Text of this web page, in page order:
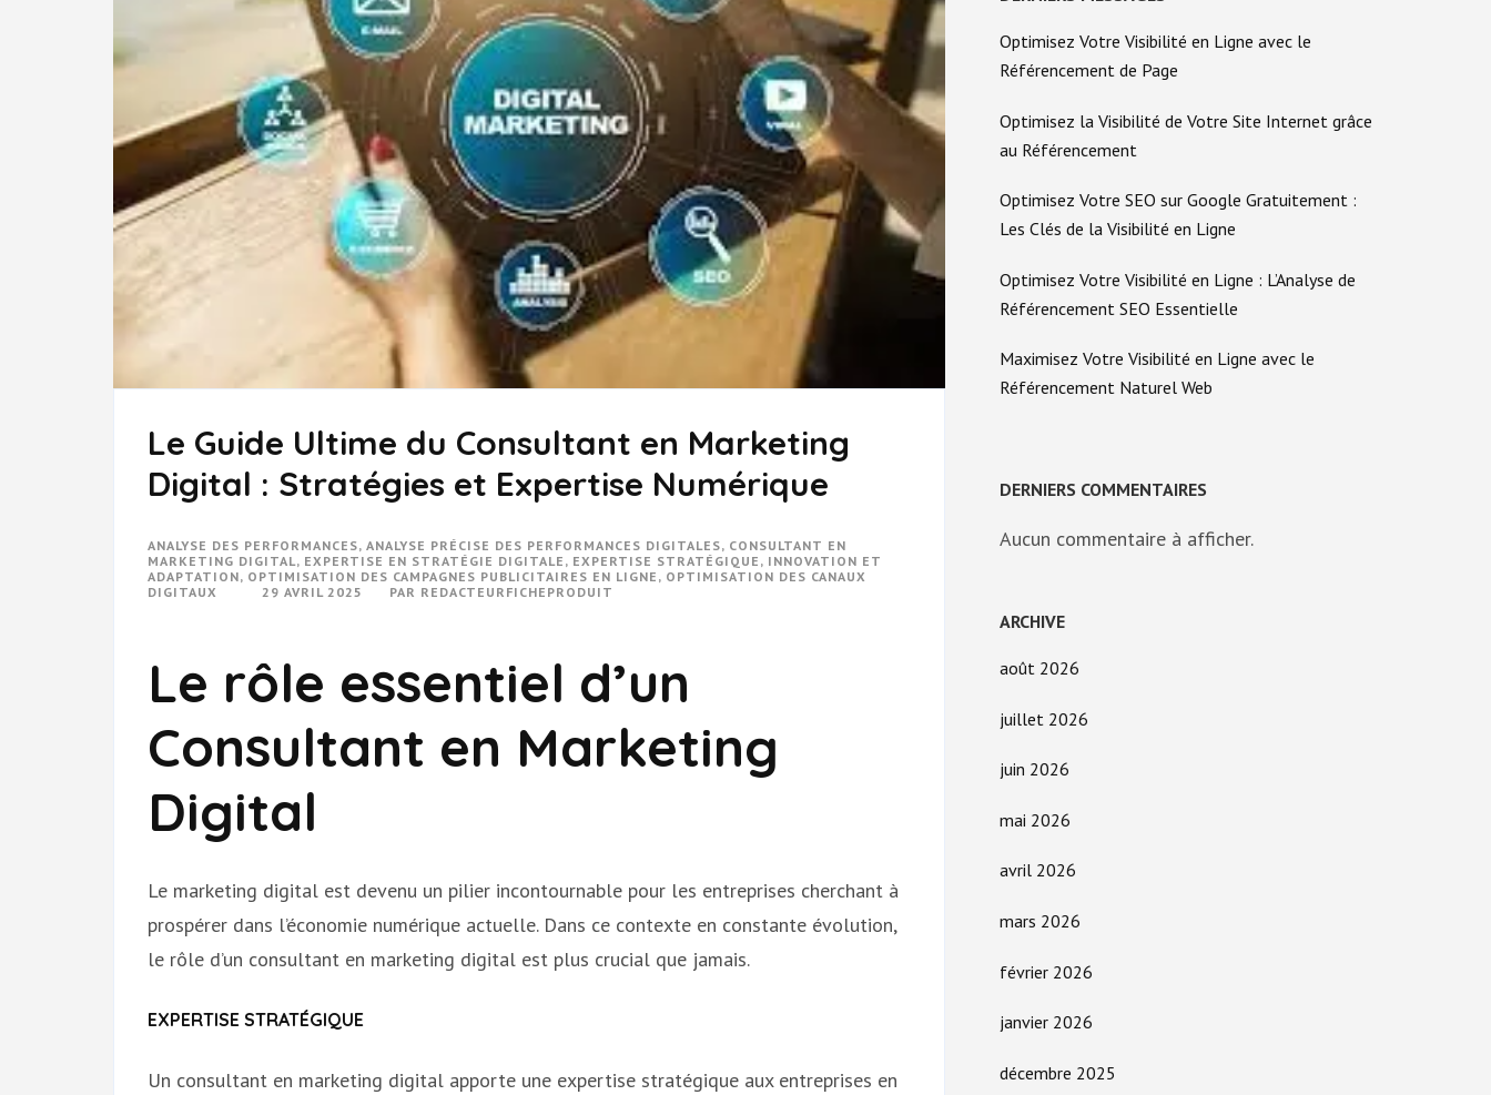
Le Guide Ultime du Consultant en Marketing
Digital : Stratégies et Expertise Numérique
ANALYSE DES PERFORMANCES, ANALYSE PRÉCISE DES PERFORMANCES DIGITALES, CONSULTANT EN
MARKETING DIGITAL, EXPERTISE EN STRATÉGIE DIGITALE , EXPERTISE STRATÉGIQUE , INNOVATION ET
ADAPTATION, OPTIMISATION DES CAMPAGNES PUBLICITAIRES EN LIGNE , OPTIMISATION DES CANAUX
DIGITAUX
29 AVRIL 2025 PAR REDACTEURFICHEPRODUIT
Le rôle essentiel d’un
Consultant en Marketing
Digital
Le marketing digital est devenu un pilier incontournable pour les entreprises cherchant à
prospérer dans l’économie numérique actuelle. Dans ce contexte en constante évolution,
le rôle d’un consultant en marketing digital est plus crucial que jamais.
EXPERTISE STRATÉGIQUE
Un consultant en marketing digital apporte une expertise stratégique aux entreprises en
Optimisez Votre Visibilité en Ligne avec le
Référencement de Page
Optimisez la Visibilité de Votre Site Internet grâce
au Référencement
Optimisez Votre SEO sur Google Gratuitement :
Les Clés de la Visibilité en Ligne
Optimisez Votre Visibilité en Ligne : L’Analyse de
Référencement SEO Essentielle
Maximisez Votre Visibilité en Ligne avec le
Référencement Naturel Web
DERNIERS COMMENTAIRES
Aucun commentaire à afficher.
ARCHIVE
août 2026
juillet 2026
juin 2026
mai 2026
avril 2026
mars 2026
février 2026
janvier 2026
décembre 2025